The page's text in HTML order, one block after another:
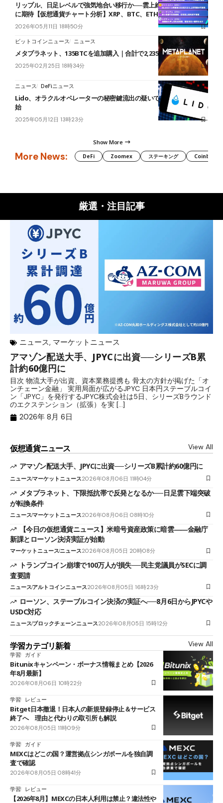
リップル、日足レベルで強気地合い移行か──雲上維持なら上昇継続
に期待【仮想通貨チャート分析】XRP、BTC、ETH、ZIG
2026年05月11日 18時50分
ビットコインニュース ニュース
メタプラネット、135BTCを追加購入｜合計で2,235枚保有
2025年02月25日 18時34分
ニュース DeFiニュース
Lido、オラクルオペレーターの秘密鍵流出の疑いで緊急DAO投票開
始
2025年05月12日 13時23分
Show More
More News: DeFi Zoomex ステーキング Coinbase
厳選・注目記事
ニュース, マーケットニュース
アマゾン配送大手、JPYCに出資──シリーズB累
計約60億円に
目次 物流大手が出資、資本業務提携も 骨太の方針が掲げた「オ
ンチェーン金融」 実用局面が広がるJPYC 日本円ステーブルコイ
ン「JPYC」を発行するJPYC株式会社は5日、シリーズBラウンド
のエクステンション（拡張）を実 […]
2026年 8月 6日
仮想通貨ニュース View All
アマゾン配送大手、JPYCに出資──シリーズB累計約60億円に
ニュースマーケットニュース2026年08月06日 11時04分
メタプラネット、下限抵抗帯で反発となるか──日足雲下端突破
が転換条件
ニュースマーケットニュース2026年08月06日 08時10分
【今日の仮想通貨ニュース】米暗号資産政策に暗雲――金融庁
新課とローソン決済実証が始動
マーケットニュースニュース2026年08月05日 20時08分
トランプコイン崩壊で100万人が損失──民主党議員がSECに調
査要請
ニュースアルトコインニュース2026年08月05日 16時23分
ローソン、ステーブルコイン決済の実証へ──8月6日からJPYCや
USDC対応
ニュースブロックチェーンニュース2026年08月05日 15時12分
学習カテゴリ新着 View All
学習 ガイド
Bitunixキャンペーン・ボーナス情報まとめ【2026
年8月最新】
2026年08月06日 10時22分
学習 レビュー
Bitget日本撤退！日本人の新規登録停止＆サービス
終了へ 理由と代わりの取引所も解説
2026年08月05日 11時09分
学習 ガイド
MEXCはどこの国？運営拠点シンガポールを独自調
査で確認
2026年08月05日 08時41分
学習 レビュー
【2026年8月】MEXCの日本人利用は禁止？違法性や